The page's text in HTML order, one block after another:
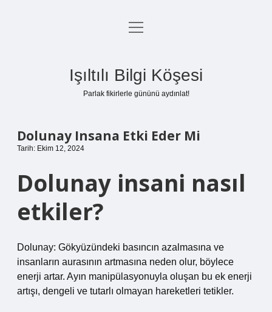
Anasayfa
Yasal Uyarı
menüyü
Işıltılı Bilgi Köşesi
Parlak fikirlerle gününü aydınlat!
Dolunay Insana Etki Eder Mi
Tarih: Ekim 12, 2024
Dolunay insani nasıl
etkiler?
Dolunay: Gökyüzündeki basıncın azalmasına ve
insanların aurasının artmasına neden olur, böylece
enerji artar. Ayın manipülasyonuyla oluşan bu ek enerji
artışı, dengeli ve tutarlı olmayan hareketleri tetikler.